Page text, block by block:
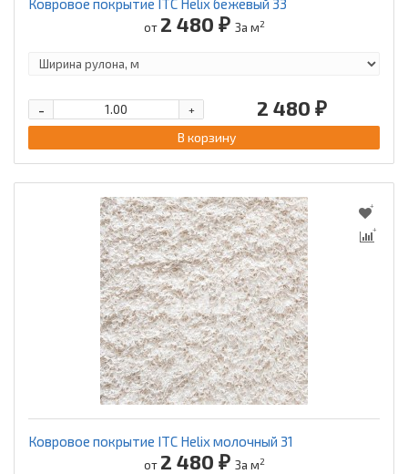
Ковровое покрытие ITC Helix бежевый 33
от 2 480 ₽ За м2
2 480 ₽
+
-
В корзину
Ковровое покрытие ITC Helix молочный 31
от 2 480 ₽ За м2